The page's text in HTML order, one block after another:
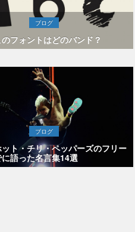
ブログ
フォントはどのバンド？
ブログ
ト・チリ・ペッパーズのフリー
語った名言集14選